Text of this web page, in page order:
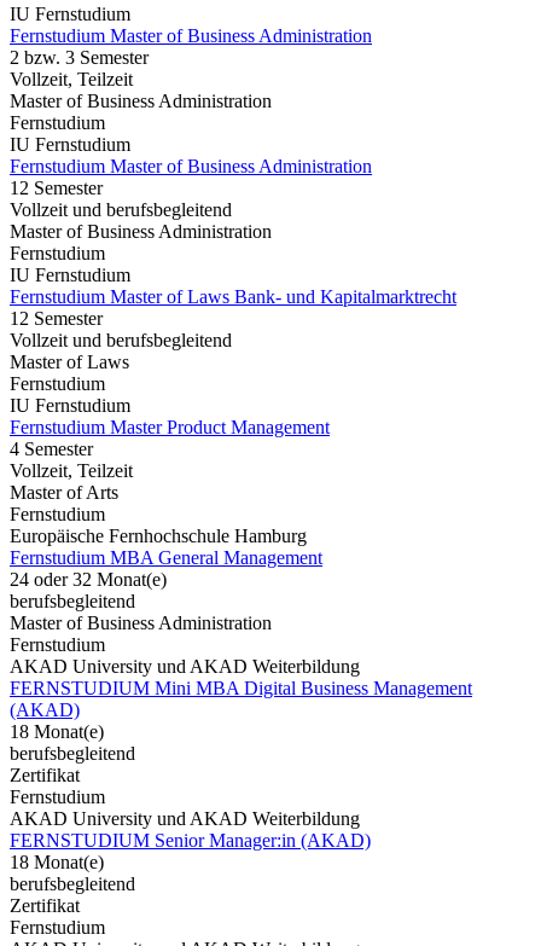
IU Fernstudium
Fernstudium Master of Business Administration
2 bzw. 3 Semester
Vollzeit, Teilzeit
Master of Business Administration
Fernstudium
IU Fernstudium
Fernstudium Master of Business Administration
12 Semester
Vollzeit und berufsbegleitend
Master of Business Administration
Fernstudium
IU Fernstudium
Fernstudium Master of Laws Bank- und Kapitalmarktrecht
12 Semester
Vollzeit und berufsbegleitend
Master of Laws
Fernstudium
IU Fernstudium
Fernstudium Master Product Management
4 Semester
Vollzeit, Teilzeit
Master of Arts
Fernstudium
Europäische Fernhochschule Hamburg
Fernstudium MBA General Management
24 oder 32 Monat(e)
berufsbegleitend
Master of Business Administration
Fernstudium
AKAD University und AKAD Weiterbildung
FERNSTUDIUM Mini MBA Digital Business Management
(AKAD)
18 Monat(e)
berufsbegleitend
Zertifikat
Fernstudium
AKAD University und AKAD Weiterbildung
FERNSTUDIUM Senior Manager:in (AKAD)
18 Monat(e)
berufsbegleitend
Zertifikat
Fernstudium